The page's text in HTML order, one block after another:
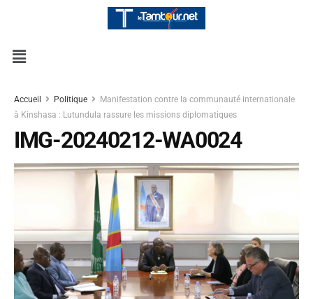
Accueil Politique
Manifestation contre la communauté internationale
à Kinshasa : Lutundula rassure les missions diplomatiques
IMG-20240212-WA0024